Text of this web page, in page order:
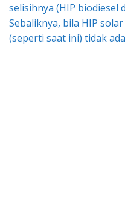
selisihnya (HIP biodiesel
Sebaliknya, bila HIP
(seperti saat ini) tidak